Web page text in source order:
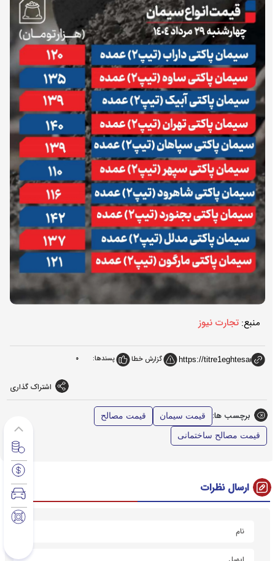
منبع: تجارت نیوز
گزارش خطا پسندها: 0
اشتراک گذاری
برچسب ها: قیمت سیمان قیمت مصالح
قیمت مصالح ساختمانی
ارسال نظرات